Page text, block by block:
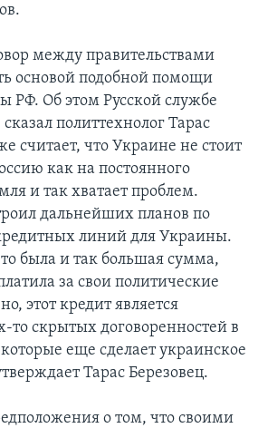
между правительствами
основой подобной помощи
РФ. Об этом Русской службе
политтехнолог Тарас
считает, что Украине не стоит
как на постоянного
и так хватает проблем.
дальнейших планов по
линий для Украины.
была и так большая сумма,
за свои политические
этот кредит является
то скрытых договоренностей в
еще сделает украинское
Тарас Березовец.
о том, что своими